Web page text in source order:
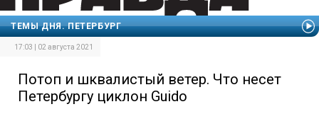
ТЕМЫ ДНЯ. ПЕТЕРБУРГ
17:03 | 02 августа 2021
Потоп и шквалистый ветер. Что несет
Петербургу циклон Guido